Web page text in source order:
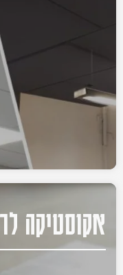
אקוסטיקה